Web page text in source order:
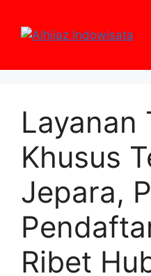
content
Layanan
Khusus
Jepara,
Ribet